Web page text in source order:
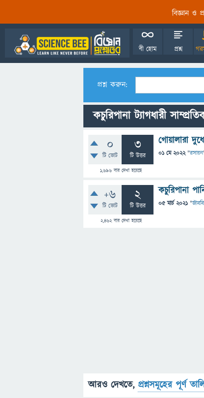
বিজ্ঞান ও
বী হোম প্রশ্ন
প্রশ্ন করুন:
কচুরিপানা ট্যাগধারী
0
টি ভোট
3
টি উত্তর
1,696 বার দেখা হয়েছে
গোয়ালারা
01 মে 2022 "রসায়ন
+6
টি ভোট
2
টি উত্তর
2,462বার দেখা হয়েছে
কচুরিপানা
05 মার্চ 2021 "
আরও দেখতে, প্রশ্নসমূহের পূর্ণ